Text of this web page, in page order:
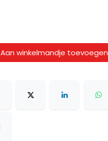
Aan winkelmandje toevoegen